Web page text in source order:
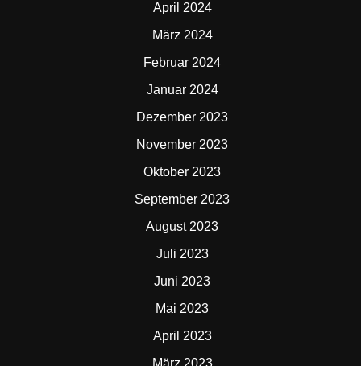
April 2024
März 2024
Februar 2024
Januar 2024
Dezember 2023
November 2023
Oktober 2023
September 2023
August 2023
Juli 2023
Juni 2023
Mai 2023
April 2023
März 2023